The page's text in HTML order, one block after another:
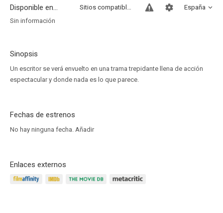
Disponible en... España
Sitios compatibles
Sin información
Sinopsis
Un escritor se verá envuelto en una trama trepidante llena de acción
espectacular y donde nada es lo que parece.
Fechas de estrenos
No hay ninguna fecha. Añadir
Enlaces externos